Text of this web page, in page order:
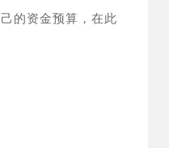
的资金预算，在此